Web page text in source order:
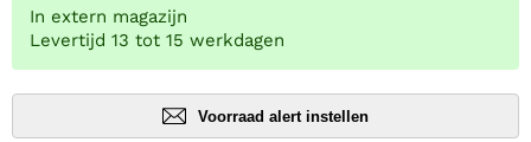
In extern magazijn
Levertijd 13 tot 15 werkdagen
Voorraad alert instellen